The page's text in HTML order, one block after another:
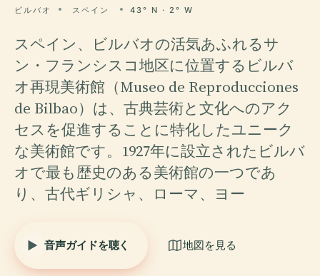
ビルバオ スペイン 43° N · 2° W
スペイン、ビルバオの活気あふれるサ
ン・フランシスコ地区に位置するビルバ
オ再現美術館（Museo de Reproducciones
de Bilbao）は、古典芸術と文化へのアク
セスを促進することに特化したユニーク
な美術館です。1927年に設立されたビルバ
オで最も歴史のある美術館の一つであ
り、古代ギリシャ、ローマ、ヨー
音声ガイドを聴く 地図を見る